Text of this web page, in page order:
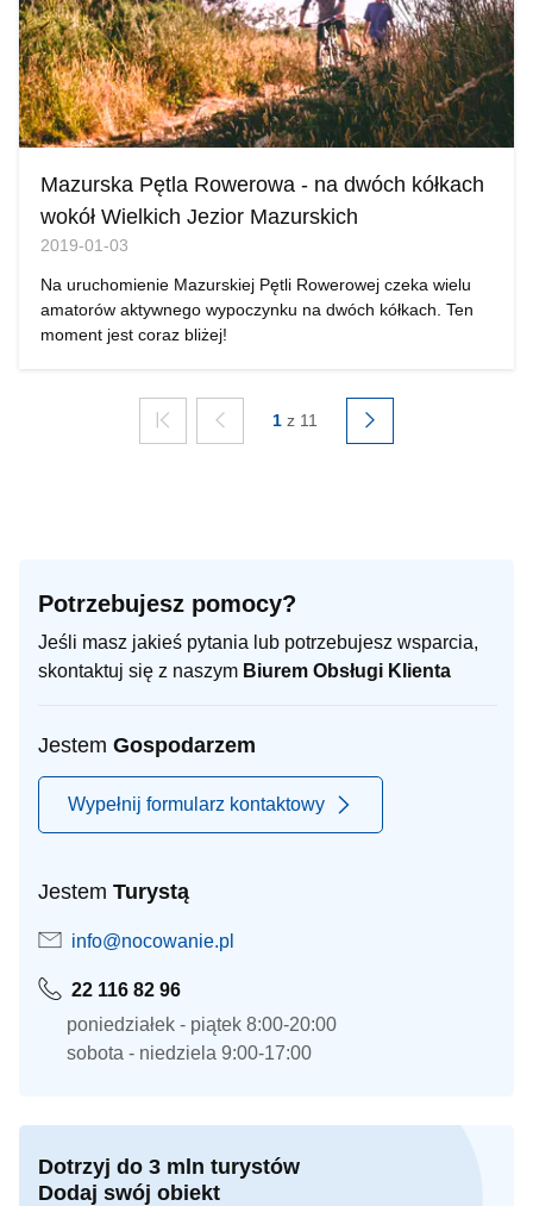
Mazurska Pętla Rowerowa - na dwóch kółkach
wokół Wielkich Jezior Mazurskich
2019-01-03
Na uruchomienie Mazurskiej Pętli Rowerowej czeka wielu
amatorów aktywnego wypoczynku na dwóch kółkach. Ten
moment jest coraz bliżej!
1 z 11
Potrzebujesz pomocy?
Jeśli masz jakieś pytania lub potrzebujesz wsparcia,
skontaktuj się z naszym Biurem Obsługi Klienta
Jestem Gospodarzem
Wypełnij formularz kontaktowy
Jestem Turystą
info@nocowanie.pl
22 116 82 96
poniedziałek - piątek 8:00-20:00
sobota - niedziela 9:00-17:00
Dotrzyj do 3 mln turystów
Dodaj swój obiekt